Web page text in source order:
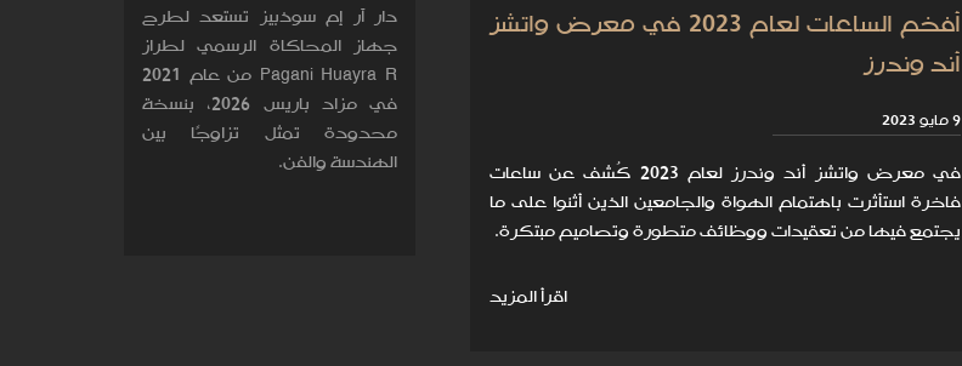
أفخم الساعات لعام 2023 في معرض واتشز
أند وندرز
9 مايو 2023
في معرض واتشز أند وندرز لعام 2023 كُشف عن ساعات
فاخرة استأثرت باهتمام الهواة والجامعين الذين أثنوا على ما
يجتمع فيها من تعقيدات ووظائف متطورة وتصاميم مبتكرة.
اقرأ المزيد
دار آر إم سوذبيز تستعد لطرح
جهاز المحاكاة الرسمي لطراز
Pagani Huayra R من عام 2021
في مزاد باريس 2026، بنسخة
محدودة تمثل تزاوجًا بين
الهندسة والفن.